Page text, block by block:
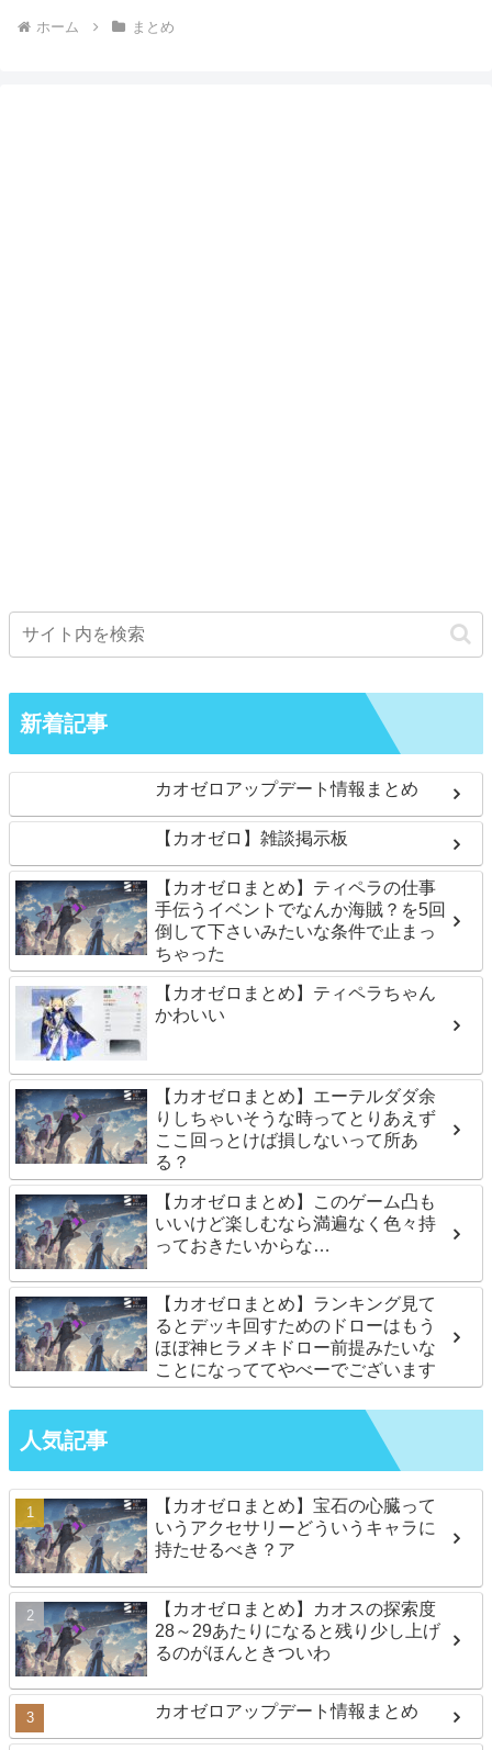
ホーム まとめ
新着記事
カオゼロアップデート情報まとめ
【カオゼロ】雑談掲示板
【カオゼロまとめ】ティペラの仕事
手伝うイベントでなんか海賊？を5回
倒して下さいみたいな条件で止まっ
ちゃった
【カオゼロまとめ】ティペラちゃん
かわいい
【カオゼロまとめ】エーテルダダ余
りしちゃいそうな時ってとりあえず
ここ回っとけば損しないって所あ
る？
【カオゼロまとめ】このゲーム凸も
いいけど楽しむなら満遍なく色々持
っておきたいからな…
【カオゼロまとめ】ランキング見て
るとデッキ回すためのドローはもう
ほぼ神ヒラメキドロー前提みたいな
ことになっててやべーでございます
人気記事
【カオゼロまとめ】宝石の心臓って
いうアクセサリーどういうキャラに
持たせるべき？ア
【カオゼロまとめ】カオスの探索度
28～29あたりになると残り少し上げ
るのがほんときついわ
カオゼロアップデート情報まとめ